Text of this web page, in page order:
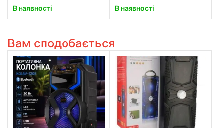
В наявності В наявності
Вам сподобається